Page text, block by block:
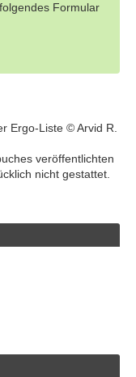
Formular
Ergo-Liste © Arvid R.
veröffentlichten
nicht gestattet.